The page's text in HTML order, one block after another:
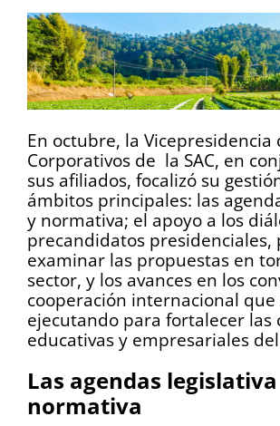
En octubre, la Vicepresidencia
Corporativos de la SAC, en
sus afiliados, focalizó su
ámbitos principales: las
y normativa; el apoyo a los
precandidatos presidenciales,
examinar las propuestas en
sector, y los avances en los
cooperación internacional que
ejecutando para fortalecer las
educativas y empresariales
Las agendas
normativa